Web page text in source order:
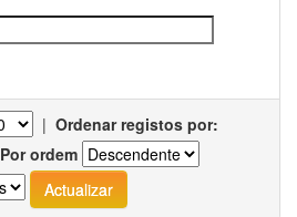
| Ordenar registos por:
Por ordem